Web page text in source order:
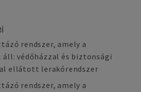
rendszer, amely a
védőházzal és biztonsági
ellátott lerakórendszer
rendszer, amely a